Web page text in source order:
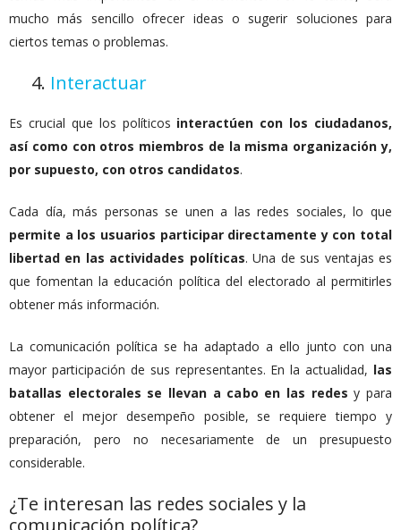
mucho más sencillo ofrecer ideas o sugerir soluciones para
ciertos temas o problemas.
4. Interactuar
Es crucial que los políticos interactúen con los ciudadanos,
así como con otros miembros de la misma organización y,
por supuesto, con otros candidatos.
Cada día, más personas se unen a las redes sociales, lo que
permite a los usuarios participar directamente y con total
libertad en las actividades políticas. Una de sus ventajas es
que fomentan la educación política del electorado al permitirles
obtener más información.
La comunicación política se ha adaptado a ello junto con una
mayor participación de sus representantes. En la actualidad, las
batallas electorales se llevan a cabo en las redes y para
obtener el mejor desempeño posible, se requiere tiempo y
preparación, pero no necesariamente de un presupuesto
considerable.
¿Te interesan las redes sociales y la
comunicación política?